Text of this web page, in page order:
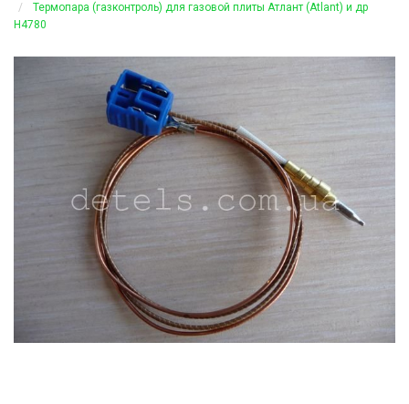
Термопара (газконтроль) для газовой плиты Атлант (Atlant) и др
H4780